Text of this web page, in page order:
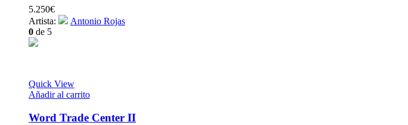
5.250€
Artista:
Antonio Rojas
0 de 5
Quick View
Añadir al carrito
Word Trade Center II